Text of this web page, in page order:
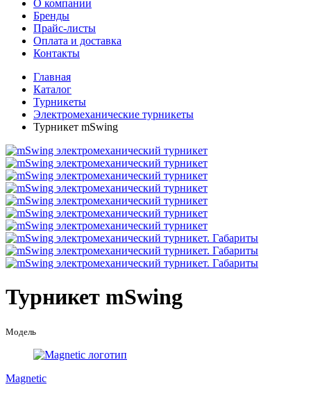
О компании
Бренды
Прайс-листы
Оплата и доставка
Контакты
Главная
Каталог
Турникеты
Электромеханические турникеты
Турникет mSwing
Турникет mSwing
Модель
Magnetic